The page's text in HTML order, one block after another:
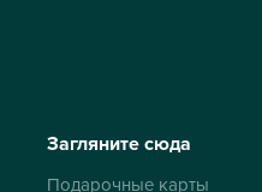
Загляните сюда
Подарочные карты